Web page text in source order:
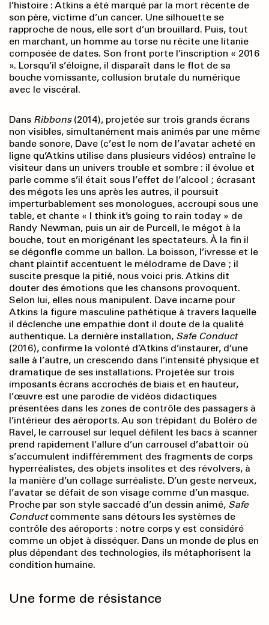
l’histoire : Atkins a été marqué par la mort récente de
son père, victime d’un cancer. Une silhouette se
rapproche de nous, elle sort d’un brouillard. Puis, tout
en marchant, un homme au torse nu récite une litanie
composée de dates. Son front porte l’inscription « 2016
». Lorsqu’il s’éloigne, il disparaît dans le flot de sa
bouche vomissante, collusion brutale du numérique
avec le viscéral.
Dans Ribbons(2014), projetée sur trois grands écrans
non visibles, simultanément mais animés par une même
bande sonore, Dave (c’est le nom de l’avatar acheté en
ligne qu’Atkins utilise dans plusieurs vidéos) entraîne le
visiteur dans un univers trouble et sombre : il évolue et
parle comme s’il était sous l’effet de l’alcool ; écrasant
des mégots les uns après les autres, il poursuit
imperturbablement ses monologues, accroupi sous une
table, et chante « I think it’s going to rain today » de
Randy Newman, puis un air de Purcell, le mégot à la
bouche, tout en morigénant les spectateurs. À la fin il
se dégonfle comme un ballon. La boisson, l’ivresse et le
chant plaintif accentuent le mélodrame de Dave ; il
suscite presque la pitié, nous voici pris. Atkins dit
douter des émotions que les chansons provoquent.
Selon lui, elles nous manipulent. Dave incarne pour
Atkins la figure masculine pathétique à travers laquelle
il déclenche une empathie dont il doute de la qualité
authentique. La dernière installation, Safe Conduct
(2016), confirme la volonté d’Atkins d’instaurer, d’une
salle à l’autre, un crescendo dans l’intensité physique et
dramatique de ses installations. Projetée sur trois
imposants écrans accrochés de biais et en hauteur,
l’œuvre est une parodie de vidéos didactiques
présentées dans les zones de contrôle des passagers à
l’intérieur des aéroports. Au son trépidant du Boléro de
Ravel, le carrousel sur lequel défilent les bacs à scanner
prend rapidement l’allure d’un carrousel d’abattoir où
s’accumulent indifféremment des fragments de corps
hyperréalistes, des objets insolites et des révolvers, à
la manière d’un collage surréaliste. D’un geste nerveux,
l’avatar se défait de son visage comme d’un masque.
Proche par son style saccadé d’un dessin animé, Safe
Conductcommente sans détours les systèmes de
contrôle des aéroports : notre corps y est considéré
comme un objet à disséquer. Dans un monde de plus en
plus dépendant des technologies, ils métaphorisent la
condition humaine.
Une forme de résistance